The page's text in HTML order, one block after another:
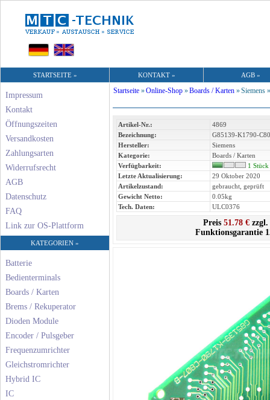
STARTSEITE » KONTAKT » AGB »
Impressum
Kontakt
Öffnungszeiten
Versandkosten
Zahlungsarten
Widerrufsrecht
AGB
Datenschutz
FAQ
Link zur OS-Plattform
KATEGORIEN »
Batterie
Bedienterminals
Boards / Karten
Brems / Rekuperator
Dioden Module
Encoder / Pulsgeber
Frequenzumrichter
Gleichstromrichter
Hybrid IC
IC
Startseite »Online-Shop »Boards / Karten »Siemens »
Artikel-Nr.:
4869
Bezeichnung:
G85139-K1790-
Hersteller:
Siemens
Kategorie:
Boards / Karten
Verfügbarkeit:
1
Letzte Aktualisierung:
29 Oktober 2020
Artikelzustand:
gebraucht, geprüft
Gewicht Netto:
0.05kg
Tech. Daten:
ULC0376
Preis 51.78 €zzgl.
Funktionsgarantie